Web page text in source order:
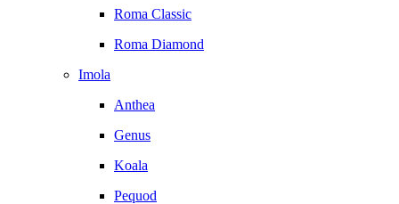
Roma Classic
Roma Diamond
Imola
Anthea
Genus
Koala
Pequod